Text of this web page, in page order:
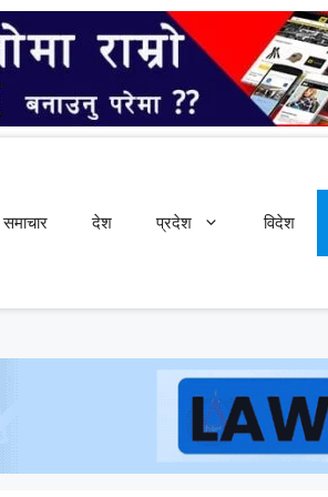
समाचार देश प्रदेश विदेश